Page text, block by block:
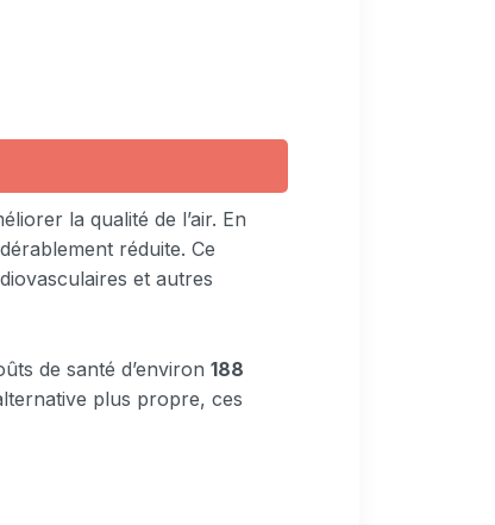
la qualité de l’air. En
réduite. Ce
et autres
de santé d’environ 188
plus propre, ces